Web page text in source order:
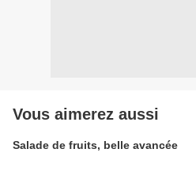
Vous aimerez aussi
Salade de fruits, belle avancée